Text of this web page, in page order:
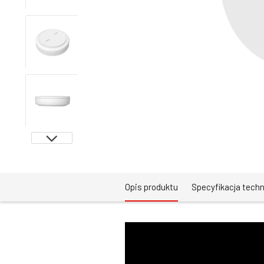
Opis produktu Specyfikacja